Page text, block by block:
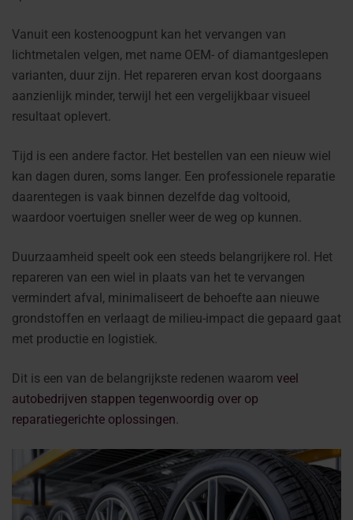
Vanuit een kostenoogpunt kan het vervangen van
lichtmetalen velgen, met name OEM- of diamantgeslepen
varianten, duur zijn. Het repareren ervan kost doorgaans
aanzienlijk minder, terwijl het een vergelijkbaar visueel
resultaat oplevert.
Tijd is een andere factor. Het bestellen van een nieuw wiel
kan dagen duren, soms langer. Een professionele reparatie
daarentegen is vaak binnen dezelfde dag voltooid,
waardoor voertuigen sneller weer de weg op kunnen.
Duurzaamheid speelt ook een steeds belangrijkere rol. Het
repareren van een wiel in plaats van het te vervangen
vermindert afval, minimaliseert de behoefte aan nieuwe
grondstoffen en verlaagt de milieu-impact die gepaard gaat
met productie en logistiek.
Dit is een van de belangrijkste redenen waarom veel
autobedrijven stappen tegenwoordig over op
reparatiegerichte oplossingen.